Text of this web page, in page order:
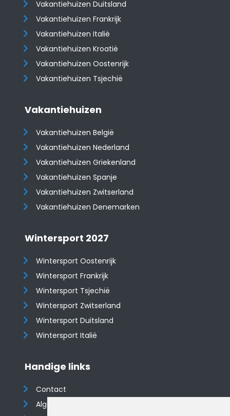
Vakantiehuizen Duitsland
Vakantiehuizen Frankrijk
Vakantiehuizen Italië
Vakantiehuizen Kroatië
​​​​​​​Vakantiehuizen Oostenrijk
Vakantiehuizen Tsjechië
Vakantiehuizen
Vakantiehuizen België
Vakantiehuizen Nederland
Vakantiehuizen Griekenland
Vakantiehuizen Spanje
​​​​​​​Vakantiehuizen Zwitserland
Vakantiehuizen Denemarken
Wintersport 2027
Wintersport Oostenrijk
Wintersport Frankrijk
Wintersport Tsjechië
Wintersport Zwitserland
Wintersport Duitsland
Wintersport Italië
Handige links
Contact
Algemene voorwaarden